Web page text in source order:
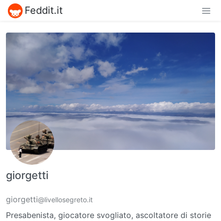
Feddit.it
giorgetti
giorgetti@livellosegreto.it
Presabenista, giocatore svogliato, ascoltatore di storie